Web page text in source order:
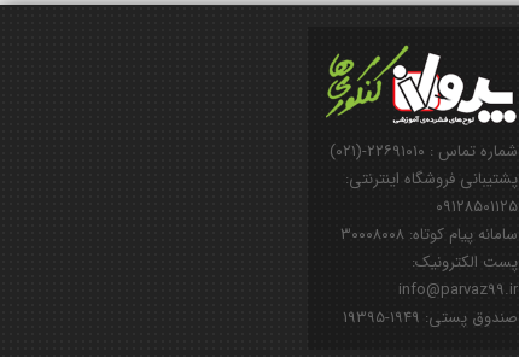
شماره تماس : ۲۲۶۹۱۰۱۰-(۰۲۱)
پشتیبانی فروشگاه اینترنتی:
۰۹۱۲۸۵۰۱۱۲۵
سامانه پیام کوتاه: ۳۰۰۰۸۰۰۸
پست الکترونیک:
info@parvaz99.ir
صندوق پستی: ۱۹۴۹-۱۹۳۹۵